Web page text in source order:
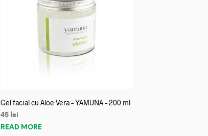
Gel facial cu Aloe Vera – YAMUNA – 200 ml
45 lei
READ MORE